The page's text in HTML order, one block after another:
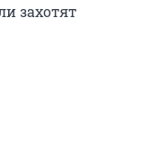
захотят